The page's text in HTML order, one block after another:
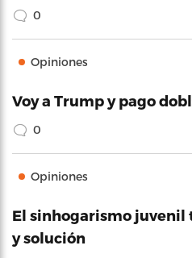
0
Opiniones
Voy a Trump y pago
0
Opiniones
El sinhogarismo juvenil
y solución